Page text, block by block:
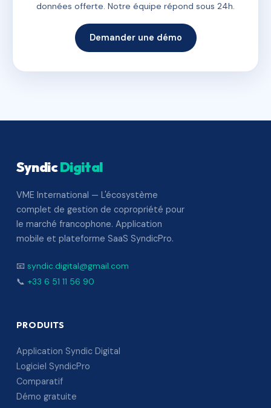
données offerte. Notre équipe répond sous 24h.
Demander une démo
SyndicDigital
VME International — L'écosystème
complet de gestion de copropriété pour
le marché francophone. Application
mobile et plateforme SaaS SyndicPro.
📧 syndic.digital@gmail.com
📞 +33 6 51 11 56 90
PRODUITS
Application Syndic Digital
Logiciel SyndicPro
Comparatif
Démo gratuite